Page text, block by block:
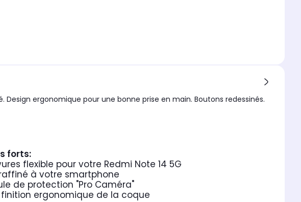
ergonomique pour une bonne prise en main. Boutons redessinés.
forts:
flexible pour votre Redmi Note 14 5G
à votre smartphone
de protection "Pro Caméra"
ergonomique de la coque